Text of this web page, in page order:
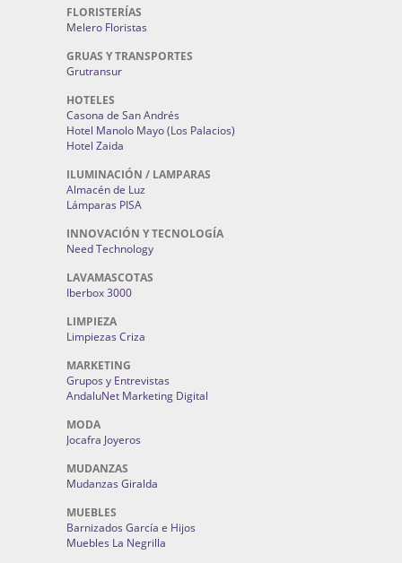
FLORISTERÍAS
Melero Floristas
GRUAS Y TRANSPORTES
Grutransur
HOTELES
Casona de San Andrés
Hotel Manolo Mayo (Los Palacios)
Hotel Zaida
ILUMINACIÓN / LAMPARAS
Almacén de Luz
Lámparas PISA
INNOVACIÓN Y TECNOLOGÍA
Need Technology
LAVAMASCOTAS
Iberbox 3000
LIMPIEZA
Limpiezas Criza
MARKETING
Grupos y Entrevistas
AndaluNet Marketing Digital
MODA
Jocafra Joyeros
MUDANZAS
Mudanzas Giralda
MUEBLES
Barnizados García e Hijos
Muebles La Negrilla